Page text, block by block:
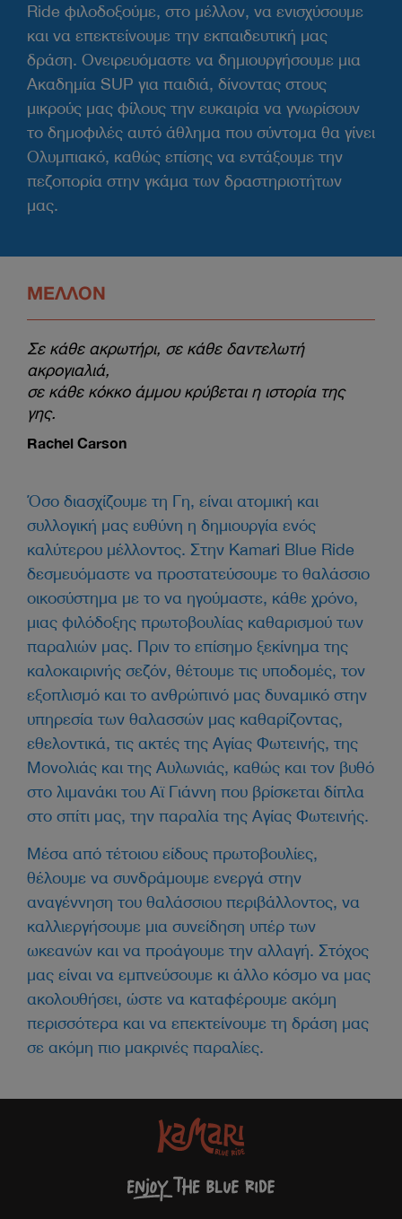
Ride φιλοδοξούμε, στο μέλλον, να ενισχύσουμε
και να επεκτείνουμε την εκπαιδευτική μας
δράση. Ονειρευόμαστε να δημιουργήσουμε μια
Ακαδημία SUP για παιδιά, δίνοντας στους
μικρούς μας φίλους την ευκαιρία να γνωρίσουν
το δημοφιλές αυτό άθλημα που σύντομα θα γίνει
Ολυμπιακό, καθώς επίσης να εντάξουμε την
πεζοπορία στην γκάμα των δραστηριοτήτων
μας.
ΜΕΛΛΟΝ
Σε κάθε ακρωτήρι, σε κάθε δαντελωτή
ακρογιαλιά,
σε κάθε κόκκο άμμου κρύβεται η ιστορία της
γης.
Rachel Carson
Όσο διασχίζουμε τη Γη, είναι ατομική και
συλλογική μας ευθύνη η δημιουργία ενός
καλύτερου μέλλοντος. Στην Kamari Blue Ride
δεσμευόμαστε να προστατεύσουμε το θαλάσσιο
οικοσύστημα με το να ηγούμαστε, κάθε χρόνο,
μιας φιλόδοξης πρωτοβουλίας καθαρισμού των
παραλιών μας. Πριν το επίσημο ξεκίνημα της
καλοκαιρινής σεζόν, θέτουμε τις υποδομές, τον
εξοπλισμό και το ανθρώπινό μας δυναμικό στην
υπηρεσία των θαλασσών μας καθαρίζοντας,
εθελοντικά, τις ακτές της Αγίας Φωτεινής, της
Μονολιάς και της Αυλωνιάς, καθώς και τον βυθό
στο λιμανάκι του Αϊ Γιάννη που βρίσκεται δίπλα
στο σπίτι μας, την παραλία της Αγίας Φωτεινής.
Μέσα από τέτοιου είδους πρωτοβουλίες,
θέλουμε να συνδράμουμε ενεργά στην
αναγέννηση του θαλάσσιου περιβάλλοντος, να
καλλιεργήσουμε μια συνείδηση υπέρ των
ωκεανών και να προάγουμε την αλλαγή. Στόχος
μας είναι να εμπνεύσουμε κι άλλο κόσμο να μας
ακολουθήσει, ώστε να καταφέρουμε ακόμη
περισσότερα και να επεκτείνουμε τη δράση μας
σε ακόμη πιο μακρινές παραλίες.